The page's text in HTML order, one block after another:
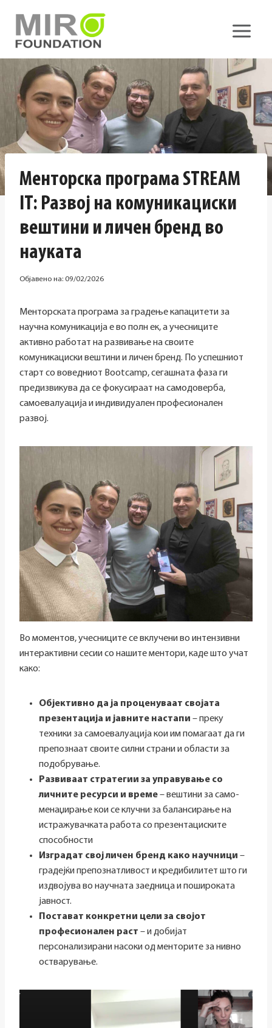
content
Менторска програма STREAM
IT: Развој на комуникациски
вештини и личен бренд во
науката
Објавено на: 09/02/2026
Менторската програма за градење капацитети за
научна комуникација е во полн ек, а учесниците
активно работат на развивање на своите
комуникациски вештини и личен бренд. По успешниот
старт со воведниот Bootcamp, сегашната фаза ги
предизвикува да се фокусираат на самодоверба,
самоевалуација и индивидуален професионален
развој.
Во моментов, учесниците се вклучени во интензивни
интерактивни сесии со нашите ментори, каде што учат
како:
Објективно да ја проценуваат својата
презентација и јавните настапи – преку
техники за самоевалуација кои им помагаат да ги
препознаат своите силни страни и области за
подобрување.
Развиваат стратегии за управување со
личните ресурси и време– вештини за само-
менаџирање кои се клучни за балансирање на
истражувачката работа со презентациските
способности
Изградат свој личен бренд како научници –
градејќи препознатливост и кредибилитет што ги
издвојува во научната заедница и пошироката
јавност.
Постават конкретни цели за својот
професионален раст – и добијат
персонализирани насоки од менторите за нивно
остварување.